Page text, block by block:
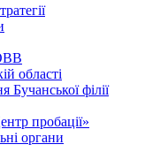
області
Бучанської філії
пробації»
органи